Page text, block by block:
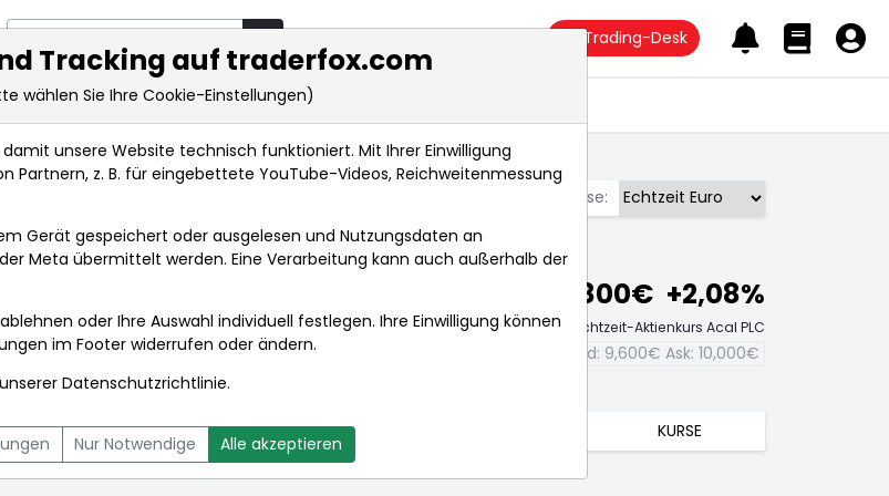
Trading-Desk
Market Tools Realtimekurse Nachrichten
Börse:
9,800€ +2,08%
Echtzeit-Aktienkurs Acal PLC
Bid: 9,600€ Ask: 10,000€
NACHRICHTEN CHARTTOOL KURSE
Tracking auf traderfox.com
wählen Sie Ihre Cookie-Einstellungen)
unsere Website technisch funktioniert. Mit Ihrer Einwilligung
Partnern, z. B. für eingebettete YouTube-Videos, Reichweitenmessung
Gerät gespeichert oder ausgelesen und Nutzungsdaten an
Meta übermittelt werden. Eine Verarbeitung kann auch außerhalb der
oder Ihre Auswahl individuell festlegen. Ihre Einwilligung können
im Footer widerrufen oder ändern.
Datenschutzrichtlinie.
Nur Notwendige Alle akzeptieren